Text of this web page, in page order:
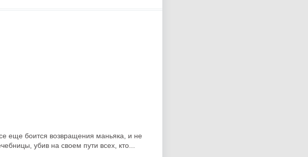
еще боится возвращения маньяка, и не
убив на своем пути всех, кто...